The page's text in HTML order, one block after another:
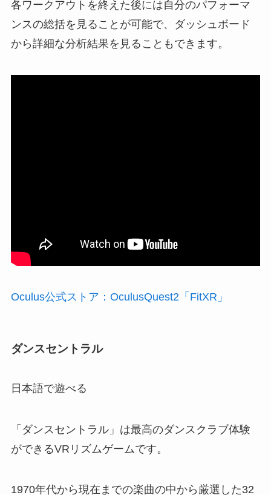
各ワークアウトを終えた後には自分のパフォーマ
ンスの総括を見ることが可能で、ダッシュボード
から詳細な分析結果を見ることもできます。
Oculus公式ストア：OculusQuest2「FitXR」
ダンスセントラル
日本語で遊べる
「ダンスセントラル」は最高のダンスクラブ体験
ができるVRリズムゲームです。
1970年代から現在までの楽曲の中から厳選した32